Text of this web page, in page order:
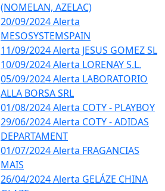
(NOMELAN, AZELAC)
20/09/2024 Alerta
MESOSYSTEMSPAIN
11/09/2024 Alerta JESUS GOMEZ SL
10/09/2024 Alerta LORENAY S.L.
05/09/2024 Alerta LABORATORIO
ALLA BORSA SRL
01/08/2024 Alerta COTY - PLAYBOY
29/06/2024 Alerta COTY - ADIDAS
DEPARTAMENT
01/07/2024 Alerta FRAGANCIAS
MAIS
26/04/2024 Alerta GELÁZE CHINA